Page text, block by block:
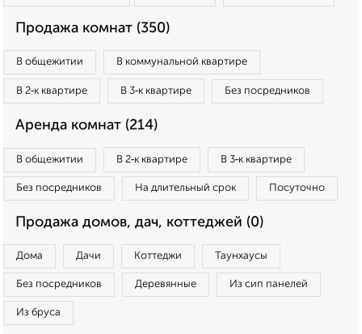
Продажа комнат (350)
В общежитии В коммунальной квартире
В 2‑к квартире В 3‑к квартире Без посредников
Аренда комнат (214)
В общежитии В 2‑к квартире В 3‑к квартире
Без посредников На длительный срок Посуточно
Продажа домов, дач, коттеджей (0)
Дома Дачи Коттеджи Таунхаусы
Без посредников Деревянные Из сип панелей
Из бруса